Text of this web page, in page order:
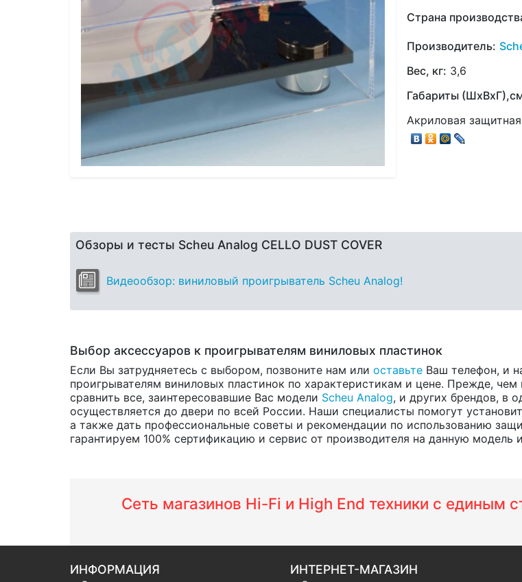
Страна
Производитель:
Вес, кг: 3,6
Габариты
Акриловая
Обзоры и тесты Scheu Analog CELLO DUST COVER
Видеообзор: виниловый проигрыватель Scheu Analog!
Выбор аксессуаров к проигрывателям виниловых пластинок
Если Вы затрудняетесь с выбором, позвоните нам или оставьте Ваш телефон, и
проигрывателям виниловых пластинок по характеристикам и цене. Прежде,
сравнить все, заинтересовавшие Вас модели Scheu Analog, и других брендов, в
осуществляется до двери по всей России. Наши специалисты помогут
а также дать профессиональные советы и рекомендации по использованию
гарантируем 100% сертификацию и сервис от производителя на данную модель
Сеть магазинов Hi-Fi и High End техники с единым
ИНФОРМАЦИЯ ИНТЕРНЕТ-МАГАЗИН